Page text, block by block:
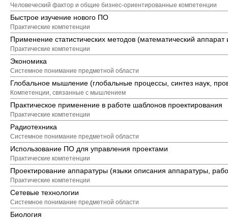
Человеческий фактор и общие бизнес-ориентированные компетенции
Быстрое изучение нового ПО
Практические компетенции
Применение статистических методов (математический
Практические компетенции
Экономика
Системное понимание предметной области
Глобальное мышление (глобальные процессы, синтез наук,
Компетенции, связанные с мышлением
Практическое применение в работе шаблонов проектирования
Практические компетенции
Радиотехника
Системное понимание предметной области
Использование ПО для управления проектами
Практические компетенции
Проектирование аппаратуры (языки описания аппаратуры,
Практические компетенции
Сетевые технологии
Системное понимание предметной области
Биология